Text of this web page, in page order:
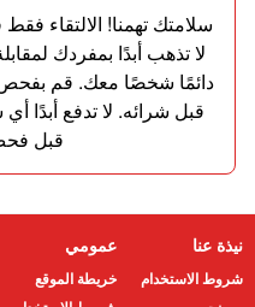
سلامتك تهمنا! الالتقاء
لا تذهب أبدًا بمفردك
دائمًا شخصًا معك. قم
قبل شرائه. لا تدفع أبدًا
قبل
نيذة عنا
شروط الاستخدام
عمومي
خريطة الموقع